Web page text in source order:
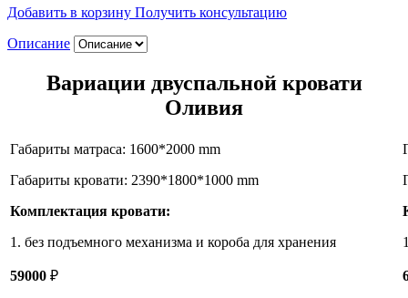
Добавить в корзину Получить консультацию
Описание
Вариации двуспальной кровати
Оливия
Габариты матраса: 1600*2000 mm
Габариты кровати: 2390*1800*1000 mm
Комплектация кровати:
1. без подъемного механизма и короба для хранения
59000 ₽